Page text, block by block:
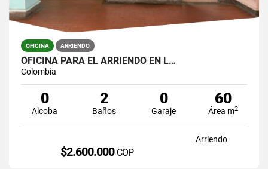
OFICINA ARRIENDO
OFICINA PARA EL ARRIENDO EN L…
Colombia
0
Alcoba
2
Baños
0
Garaje
60
Área m2
Arriendo
$2.600.000 COP